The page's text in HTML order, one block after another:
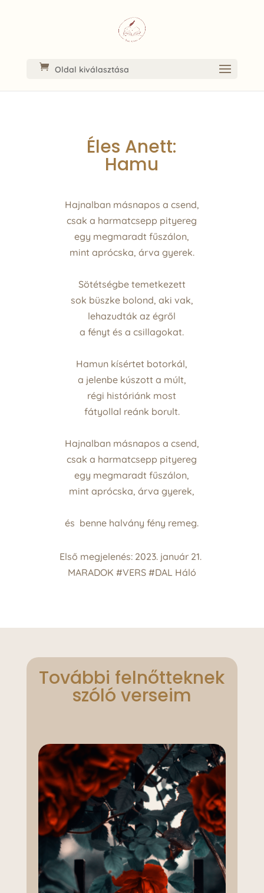
Oldal kiválasztása
Éles Anett:
Hamu
Hajnalban másnapos a csend,
csak a harmatcsepp pityereg
egy megmaradt fűszálon,
mint aprócska, árva gyerek.
Sötétségbe temetkezett
sok büszke bolond, aki vak,
lehazudták az égről
a fényt és a csillagokat.
Hamun kísértet botorkál,
a jelenbe kúszott a múlt,
régi históriánk most
fátyollal reánk borult.
Hajnalban másnapos a csend,
csak a harmatcsepp pityereg
egy megmaradt fűszálon,
mint aprócska, árva gyerek,
és benne halvány fény remeg.
Első megjelenés: 2023. január 21.
MARADOK #VERS #DAL Háló
További felnőtteknek
szóló verseim